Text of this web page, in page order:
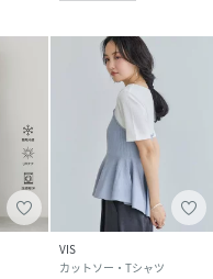
VIS
カットソー・Tシャツ